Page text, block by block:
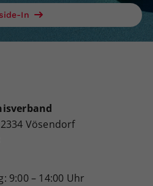
In
Vösendorf
9:00 – 14:00 Uhr